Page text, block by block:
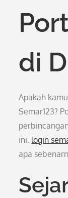
di
Apakah
Semar123?
ini. login
apa